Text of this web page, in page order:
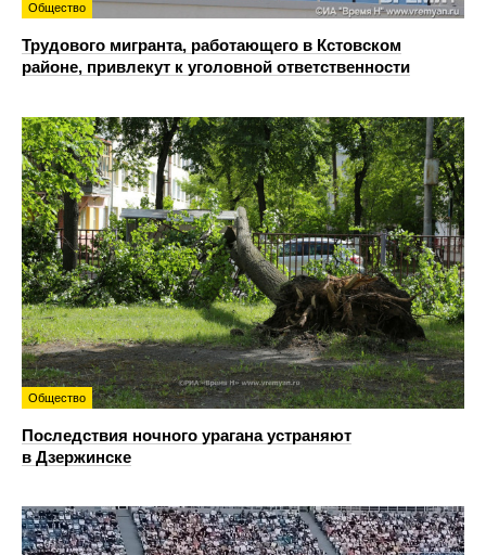
Общество
Трудового мигранта, работающего в Кстовском
районе, привлекут к уголовной ответственности
Общество
Последствия ночного урагана устраняют
в Дзержинске